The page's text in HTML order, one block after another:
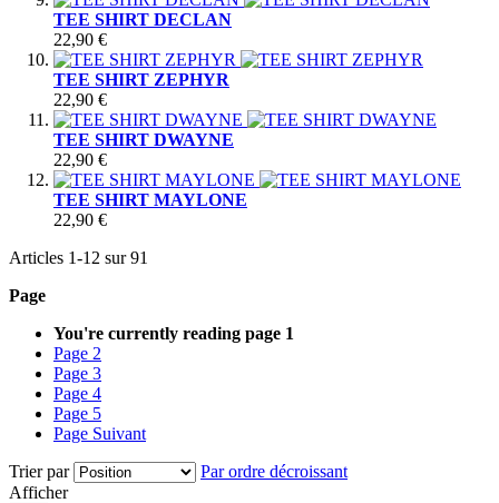
TEE SHIRT DECLAN
22,90 €
TEE SHIRT ZEPHYR
22,90 €
TEE SHIRT DWAYNE
22,90 €
TEE SHIRT MAYLONE
22,90 €
Articles 1-12 sur91
Page
You're currently reading page 1
Page 2
Page 3
Page 4
Page 5
Page Suivant
Trier par
Par ordre décroissant
Afficher